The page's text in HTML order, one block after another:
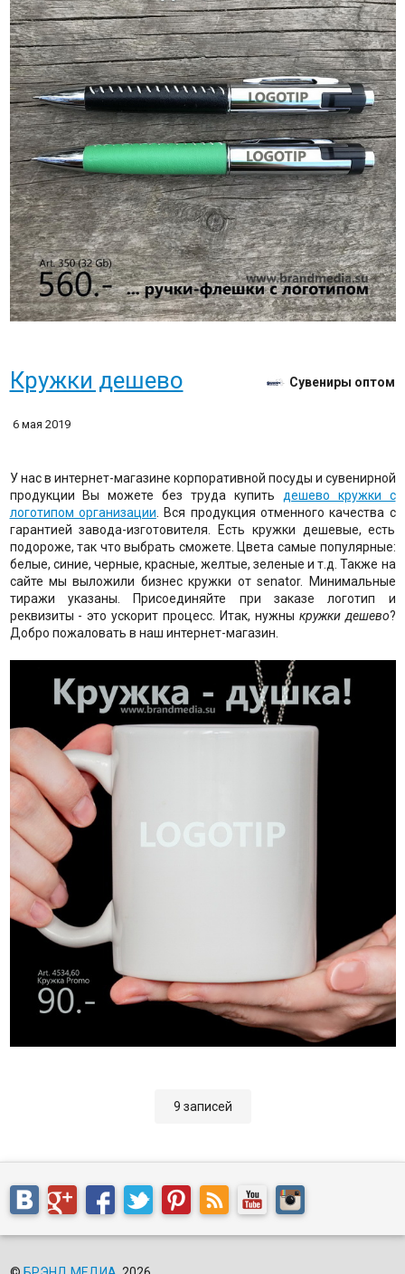
Кружки дешево Сувениры оптом
6 мая 2019
У нас в интернет-магазине корпоративной посуды и сувенирной
продукции Вы можете без труда купить дешево кружки с
логотипом организации . Вся продукция отменного качества с
гарантией завода-изготовителя. Есть кружки дешевые, есть
подороже, так что выбрать сможете. Цвета самые популярные:
белые, синие, черные, красные, желтые, зеленые и т.д. Также на
сайте мы выложили бизнес кружки от senator. Минимальные
тиражи указаны. Присоединяйте при заказе логотип и
реквизиты - это ускорит процесс. Итак, нужны кружки дешево?
Добро пожаловать в наш интернет-магазин.
9 записей